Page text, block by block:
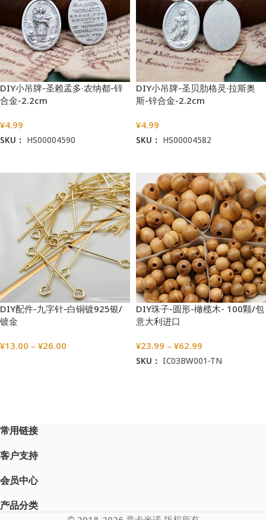
DIY小吊牌-圣赖孟多·农纳都-锌
合金-2.2cm
¥4.99
SKU： HS00004590
DIY小吊牌-圣贝肋格灵·拉斯奥
斯-锌合金-2.2cm
¥4.99
SKU： HS00004582
DIY配件-九字针-白铜镀925银/
镀金
¥13.00 – ¥26.00
DIY珠子-圆形-橄榄木- 100颗/包
意大利进口
¥23.99 – ¥62.99
SKU： IC03BW001-TN
常用链接
客户支持
会员中心
产品分类